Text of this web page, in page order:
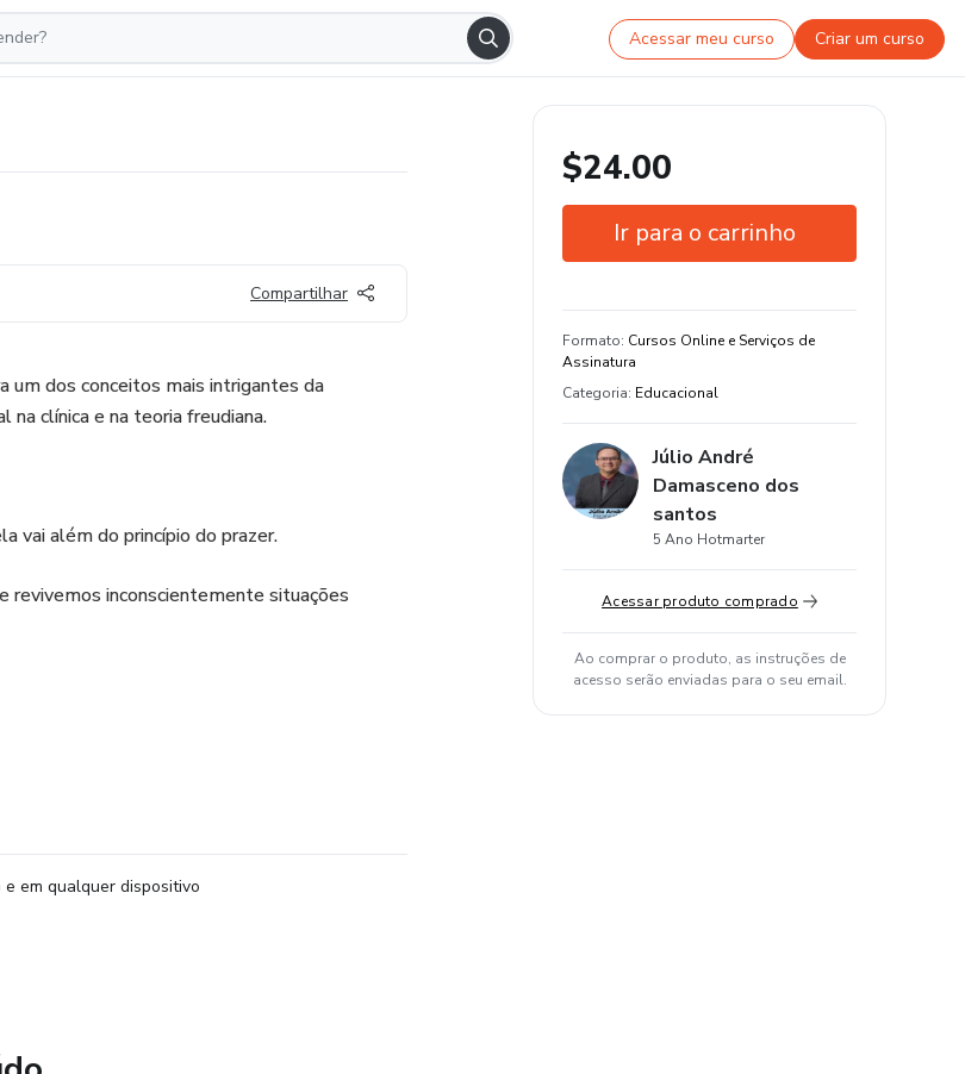
Acessar meu curso Criar um curso
Compartilhar
um dos conceitos mais intrigantes da
clínica e na teoria freudiana.
vai além do princípio do prazer.
revivemos inconscientemente situações
neuróticos, nas escolhas amorosas e nos
em qualquer dispositivo
$24.00
Ir para o carrinho
Estude do seu jeito e em qualquer
dispositivo
Formato: Cursos Online e Serviços de
Assinatura
Categoria: Educacional
Júlio André
Damasceno dos
santos
5 Ano Hotmarter
Acessar produto comprado
Ao comprar o produto, as instruções de
acesso serão enviadas para o seu email.